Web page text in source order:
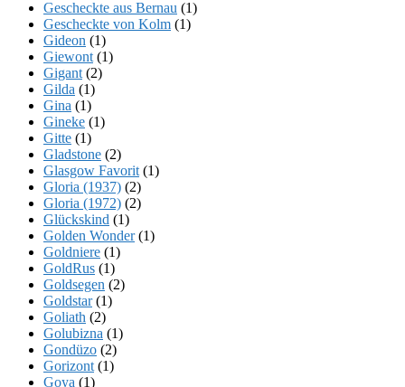
Gescheckte aus Bernau (1)
Gescheckte von Kolm (1)
Gideon (1)
Giewont (1)
Gigant (2)
Gilda (1)
Gina (1)
Gineke (1)
Gitte (1)
Gladstone (2)
Glasgow Favorit (1)
Gloria (1937) (2)
Gloria (1972) (2)
Glückskind (1)
Golden Wonder(1)
Goldniere (1)
GoldRus (1)
Goldsegen (2)
Goldstar(1)
Goliath (2)
Golubizna (1)
Gondüzo (2)
Gorizont (1)
Goya (1)